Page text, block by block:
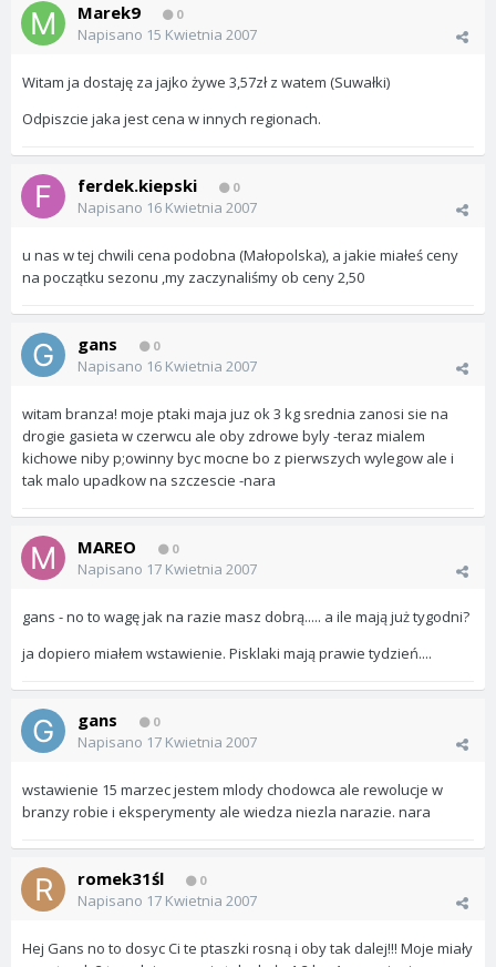
Marek9 0
Napisano 15 Kwietnia 2007
Witam ja dostaję za jajko żywe 3,57zł z watem (Suwałki)
Odpiszcie jaka jest cena w innych regionach.
ferdek.kiepski 0
Napisano 16 Kwietnia 2007
u nas w tej chwili cena podobna (Małopolska), a jakie miałeś ceny
na początku sezonu ,my zaczynaliśmy ob ceny 2,50
gans 0
Napisano 16 Kwietnia 2007
witam branza! moje ptaki maja juz ok 3 kg srednia zanosi sie na
drogie gasieta w czerwcu ale oby zdrowe byly -teraz mialem
kichowe niby p;owinny byc mocne bo z pierwszych wylegow ale i
tak malo upadkow na szczescie -nara
MAREO 0
Napisano 17 Kwietnia 2007
gans - no to wagę jak na razie masz dobrą..... a ile mają już tygodni?
ja dopiero miałem wstawienie. Pisklaki mają prawie tydzień....
gans 0
Napisano 17 Kwietnia 2007
wstawienie 15 marzec jestem mlody chodowca ale rewolucje w
branzy robie i eksperymenty ale wiedza niezla narazie. nara
romek31śl 0
Napisano 17 Kwietnia 2007
Hej Gans no to dosyc Ci te ptaszki rosną i oby tak dalej!!! Moje miały